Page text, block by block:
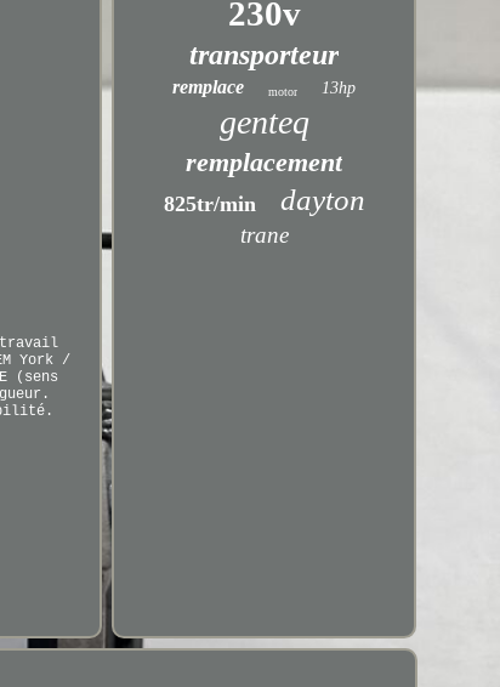
travail
York /
(sens
230v
transporteur
remplace motor 13hp
genteq
remplacement
825tr/min dayton
trane